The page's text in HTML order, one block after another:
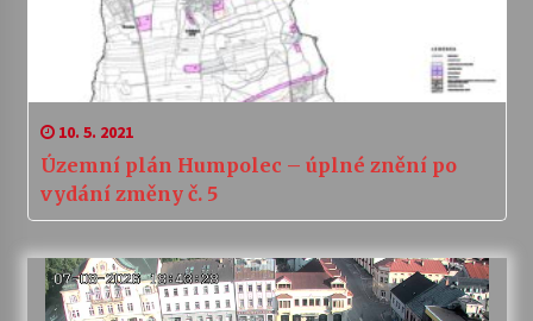
10. 5. 2021
Územní plán Humpolec – úplné znění po
vydání změny č. 5